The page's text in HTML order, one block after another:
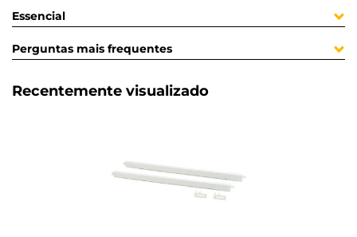
Essencial
Perguntas mais frequentes
Recentemente visualizado